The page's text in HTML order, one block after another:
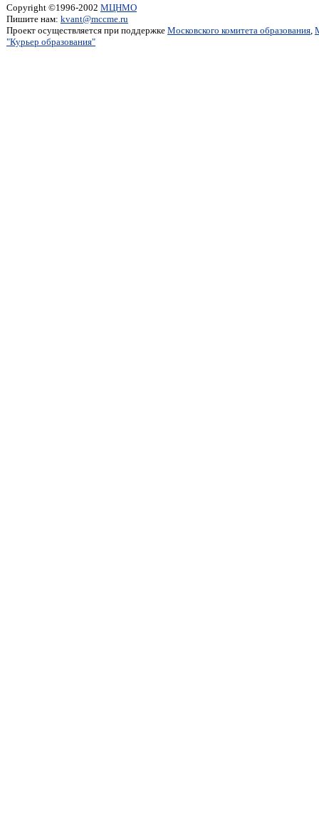
Copyright ©1996-2002 МЦНМО
Пишите нам: kvant@mccme.ru
Проект осуществляется при поддержке Московского комитета образования,
"Курьер образования"